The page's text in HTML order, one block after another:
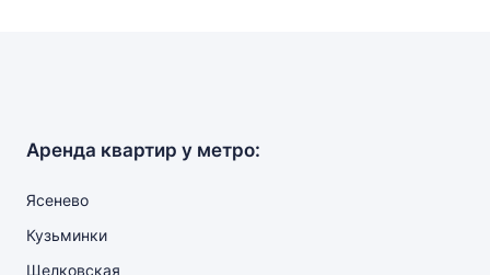
Аренда квартир у метро:
Ясенево
Кузьминки
Щелковская